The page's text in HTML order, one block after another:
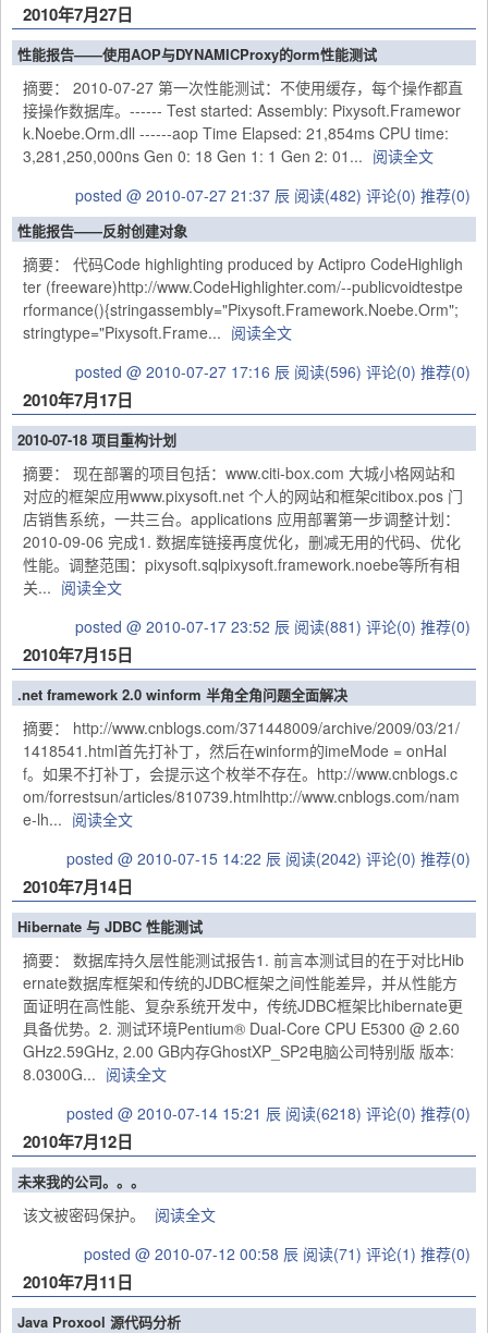
2010年7月27日
性能报告——使用AOP与DYNAMICProxy的orm性能测试
摘要： 2010-07-27 第一次性能测试：不使用缓存，每个操作都直
接操作数据库。------ Test started: Assembly: Pixysoft.Framewor
k.Noebe.Orm.dll ------aop Time Elapsed: 21,854ms CPU time:
3,281,250,000ns Gen 0: 18 Gen 1: 1 Gen 2: 01... 阅读全文
posted @ 2010-07-27 21:37 辰 阅读(482) 评论(0) 推荐(0)
性能报告——反射创建对象
摘要： 代码Code highlighting produced by Actipro CodeHighligh
ter (freeware)http://www.CodeHighlighter.com/--publicvoidtestpe
rformance(){stringassembly="Pixysoft.Framework.Noebe.Orm";
stringtype="Pixysoft.Frame... 阅读全文
posted @ 2010-07-27 17:16 辰 阅读(596) 评论(0) 推荐(0)
2010年7月17日
2010-07-18 项目重构计划
摘要： 现在部署的项目包括：www.citi-box.com 大城小格网站和
对应的框架应用www.pixysoft.net 个人的网站和框架citibox.pos 门
店销售系统，一共三台。applications 应用部署第一步调整计划：
2010-09-06 完成1. 数据库链接再度优化，删减无用的代码、优化
性能。调整范围：pixysoft.sqlpixysoft.framework.noebe等所有相
关... 阅读全文
posted @ 2010-07-17 23:52 辰 阅读(881) 评论(0) 推荐(0)
2010年7月15日
.net framework 2.0 winform 半角全角问题全面解决
摘要： http://www.cnblogs.com/371448009/archive/2009/03/21/
1418541.html首先打补丁，然后在winform的imeMode = onHal
f。如果不打补丁，会提示这个枚举不存在。http://www.cnblogs.c
om/forrestsun/articles/810739.htmlhttp://www.cnblogs.com/nam
e-lh... 阅读全文
posted @ 2010-07-15 14:22 辰 阅读(2042) 评论(0) 推荐(0)
2010年7月14日
Hibernate 与 JDBC 性能测试
摘要： 数据库持久层性能测试报告1. 前言本测试目的在于对比Hib
ernate数据库框架和传统的JDBC框架之间性能差异，并从性能方
面证明在高性能、复杂系统开发中，传统JDBC框架比hibernate更
具备优势。2. 测试环境Pentium® Dual-Core CPU E5300 @ 2.60
GHz2.59GHz, 2.00 GB内存GhostXP_SP2电脑公司特别版 版本:
8.0300G... 阅读全文
posted @ 2010-07-14 15:21 辰 阅读(6218) 评论(0) 推荐(0)
2010年7月12日
未来我的公司。。。
该文被密码保护。
阅读全文
posted @ 2010-07-12 00:58 辰 阅读(71) 评论(1) 推荐(0)
2010年7月11日
Java Proxool 源代码分析